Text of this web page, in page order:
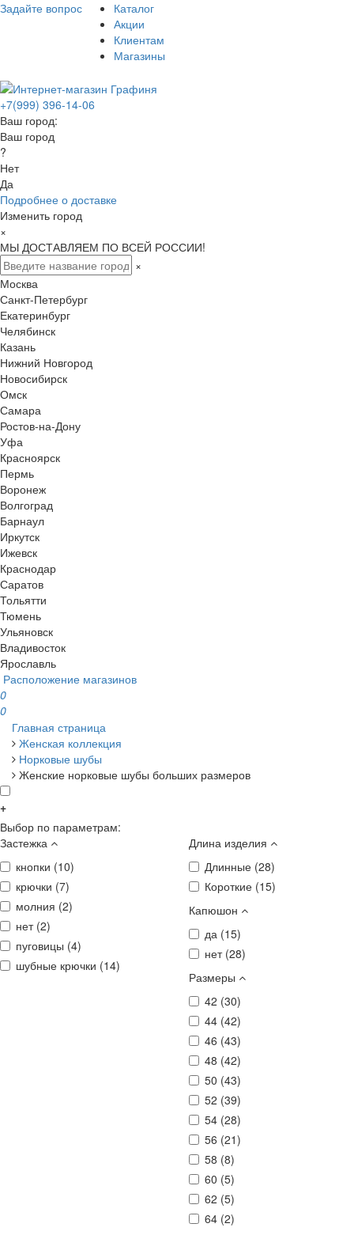
Задайте вопрос
Каталог
Акции
Клиентам
Магазины
+7(999) 396-14-06
Ваш город:
Ваш город
?
Нет
Да
Подробнее о доставке
Изменить город
×
МЫ ДОСТАВЛЯЕМ ПО ВСЕЙ РОССИИ!
×
Москва
Санкт-Петербург
Екатеринбург
Челябинск
Казань
Нижний Новгород
Новосибирск
Омск
Самара
Ростов-на-Дону
Уфа
Красноярск
Пермь
Воронеж
Волгоград
Барнаул
Иркутск
Ижевск
Краснодар
Саратов
Тольятти
Тюмень
Ульяновск
Владивосток
Ярославль
Расположение магазинов
0
0
Главная страница
Женская коллекция
Норковые шубы
Женские норковые шубы больших размеров
+
Выбор по параметрам:
Застежка
кнопки (10)
крючки (7)
молния (2)
нет (2)
пуговицы (4)
шубные крючки (14)
Длина изделия
Длинные (28)
Короткие (15)
Капюшон
да (15)
нет (28)
Размеры
42 (30)
44 (42)
46 (43)
48 (42)
50 (43)
52 (39)
54 (28)
56 (21)
58 (8)
60 (5)
62 (5)
64 (2)